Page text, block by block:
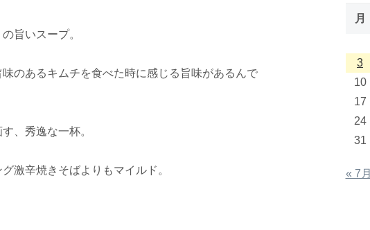
旨いスープ。
のあるキムチを食べた時に感じる旨味があるんで
、秀逸な一杯。
激辛焼きそばよりもマイルド。
月
3
10
17
24
31
« 7月